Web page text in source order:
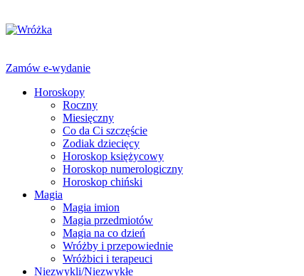
Zamów e-wydanie
Horoskopy
Roczny
Miesięczny
Co da Ci szczęście
Zodiak dziecięcy
Horoskop księżycowy
Horoskop numerologiczny
Horoskop chiński
Magia
Magia imion
Magia przedmiotów
Magia na co dzień
Wróżby i przepowiednie
Wróżbici i terapeuci
Niezwykli/Niezwykłe